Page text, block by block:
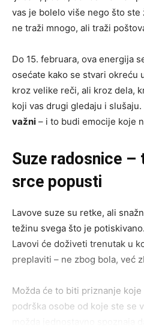
vas je bolelo više nego što
ne traži mnogo, ali traži
Do 15. februara, ova energija
osećate kako se stvari okreću
kroz velike reči, ali kroz dela,
koji vas drugi gledaju i slušaju.
važni – i to budi emocije koje
Suze radosnice –
srce popusti
Lavove suze su retke, ali
težinu svega što je
Lavovi će doživeti trenutak u
preplaviti – ne zbog bola, već
Možda će to biti priznanje
podrška osobe od koje ste se